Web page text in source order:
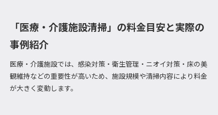
「医療・介護施設清掃」の料金目安と実際の
事例紹介
医療・介護施設では、感染対策・衛生管理・ニオイ対策・床の美
観維持などの重要性が高いため、施設規模や清掃内容により料金
が大きく変動します。